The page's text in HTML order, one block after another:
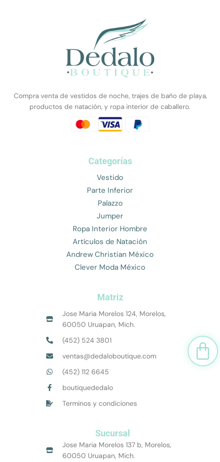
Compra venta de vestidos de noche, trajes de baño de playa,
productos de natación, y ropa interior de caballero.
Categorías
Vestido
Parte Inferior
Palazzo
Jumper
Ropa Interior Hombre
Artículos de Natación
Andrew Christian México
Clever Moda México
Matriz
Jose Maria Morelos 124, Morelos,
60050 Uruapan, Mich.
(452) 524 3801
ventas@dedaloboutique.com
(452) 112 6645
boutiquededalo
Terminos y condiciones
Sucursal
Jose Maria Morelos 137 b, Morelos,
60050 Uruapan, Mich.